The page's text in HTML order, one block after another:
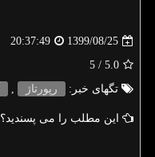
1399/08/25
20:37:49
5.0
/ 5
تگهای خبر:
رپورتاژ ,
این مطلب را می پسندید؟